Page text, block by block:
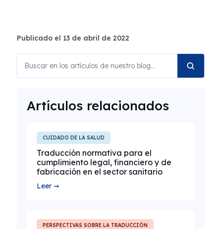
Publicado el 13 de abril de 2022
Artículos relacionados
CUIDADO DE LA SALUD
Traducción normativa para el
cumplimiento legal, financiero y de
fabricación en el sector sanitario
Leer ➞
PERSPECTIVAS SOBRE LA TRADUCCIÓN